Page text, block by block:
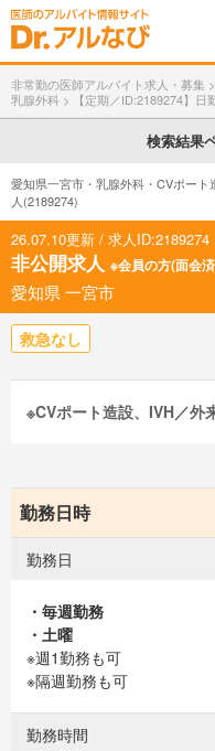
非常勤の医師アルバイト求人・募集 >
乳腺外科 > 【定期／ID:2189274】
検索結果
愛知県一宮市・乳腺外科・CVポー
人(2189274)
26.07.10更新 / 求人ID:2189274
非公開求人 ※会員の方(面会
愛知県 一宮市
救急なし
※CVポート造設、IVH／外
勤務日時
勤務日
・毎週勤務
・土曜
※週1勤務も可
※隔週勤務も可
勤務時間